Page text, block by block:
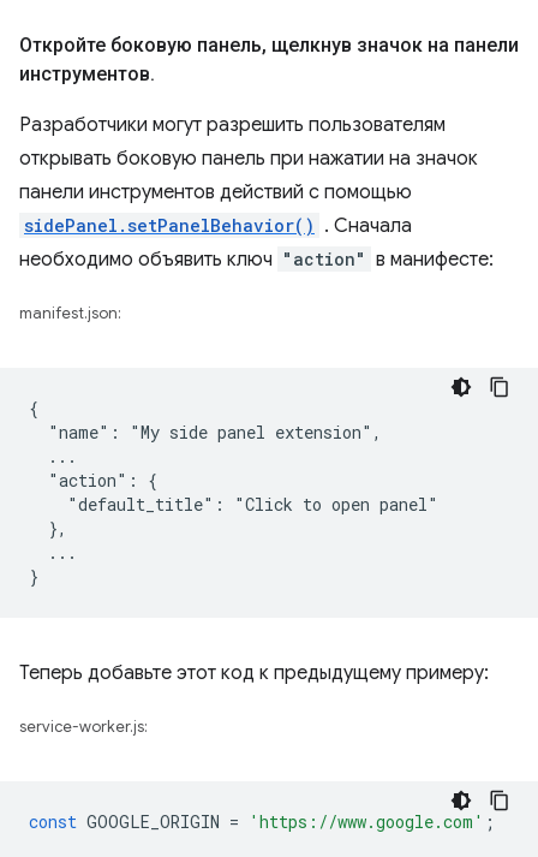
Откройте боковую панель, щелкнув значок на панели
инструментов.
Разработчики могут разрешить пользователям
открывать боковую панель при нажатии на значок
панели инструментов действий с помощью
sidePanel.setPanelBehavior() . Сначала
необходимо объявить ключ "action" в манифесте:
manifest.json:
{
  "name": "My side panel extension",
  ...
  "action": {
    "default_title": "Click to open panel"
  },
  ...
Теперь добавьте этот код к предыдущему примеру:
service-worker.js:
const GOOGLE_ORIGIN = 'https://www.google.com' ;